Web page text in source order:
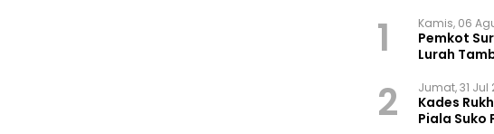
1 Kamis, 06
Pemkot
Lurah
2 Jumat, 31 Jul
Kades
Piala Suko